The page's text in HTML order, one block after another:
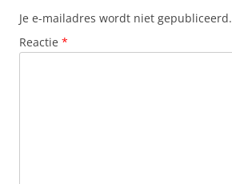
Je e-mailadres wordt niet gepubliceerd.
Reactie *